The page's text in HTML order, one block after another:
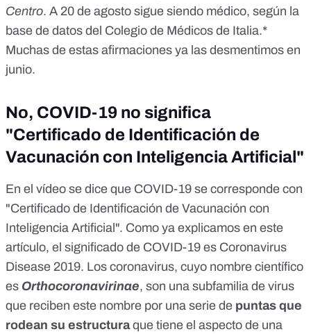
Centro. A 20 de agosto sigue siendo médico, según la
base de datos del Colegio de Médicos de Italia.*
Muchas de estas afirmaciones ya las desmentimos en
junio.
No, COVID-19 no significa
"Certificado de Identificación de
Vacunación con Inteligencia Artificial"
En el vídeo se dice que COVID-19 se corresponde con
"Certificado de Identificación de Vacunación con
Inteligencia Artificial". Como ya explicamos en este
artículo, el significado de COVID-19 es Coronavirus
Disease 2019. Los coronavirus, cuyo nombre científico
es Orthocoronavirinae, son una subfamilia de virus
que reciben este nombre por una serie de puntas que
rodean su estructuraque tiene el aspecto de una